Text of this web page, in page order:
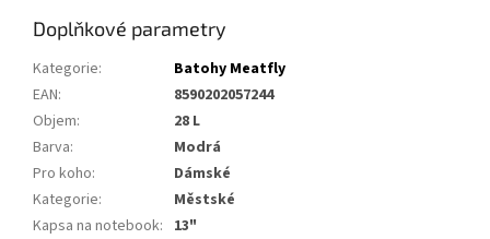
Doplňkové parametry
Kategorie:
Batohy Meatfly
EAN:
8590202057244
Objem:
28 L
Barva:
Modrá
Pro koho:
Dámské
Kategorie:
Městské
Kapsa na notebook: 13"